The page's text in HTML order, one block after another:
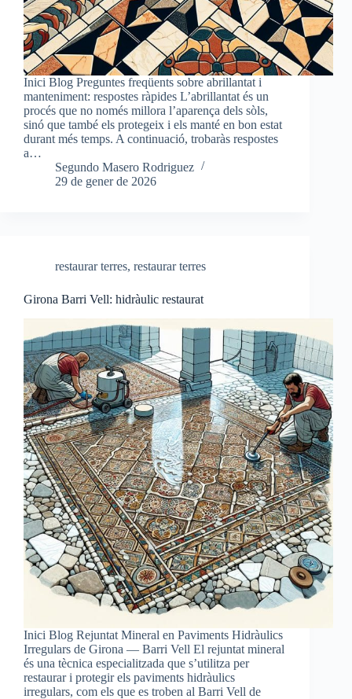
Inici Blog Preguntes freqüents sobre abrillantat i
manteniment: respostes ràpides L’abrillantat és un
procés que no només millora l’aparença dels sòls,
sinó que també els protegeix i els manté en bon estat
durant més temps. A continuació, trobaràs respostes
a…
Segundo Masero Rodriguez
29 de gener de 2026
restaurar terres, restaurar terres
Girona Barri Vell: hidràulic restaurat
Inici Blog Rejuntat Mineral en Paviments Hidràulics
Irregulars de Girona — Barri Vell El rejuntat mineral
és una tècnica especialitzada que s’utilitza per
restaurar i protegir els paviments hidràulics
irregulars, com els que es troben al Barri Vell de